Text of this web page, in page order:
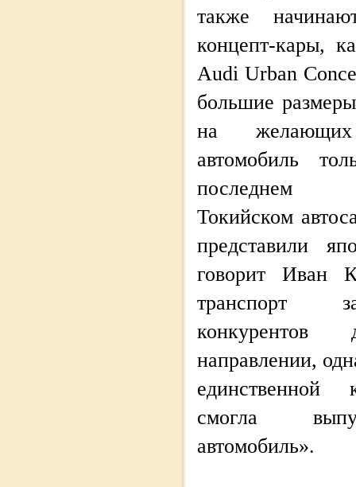
также
концепт-кары,
Audi Urban
большие
на
автомобиль
последнем
Токийском
представили
говорит Иван
транспорт
направлении,
единственной
смогла
автомобиль».